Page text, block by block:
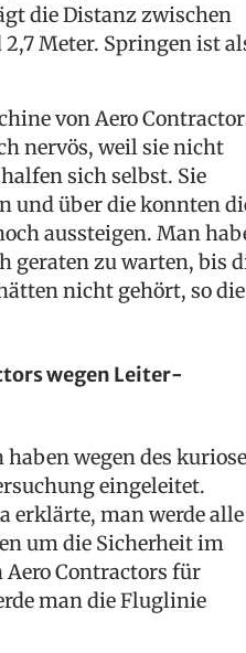
die Distanz zwischen
Meter. Springen ist
von Aero
nervös, weil sie nicht
sich selbst. Sie
und über die konnten
aussteigen. Man
geraten zu warten, bis
nicht gehört, so die
wegen Leiter-
wegen des
eingeleitet.
man werde alle
um die Sicherheit im
Contractors für
man die Fluglinie